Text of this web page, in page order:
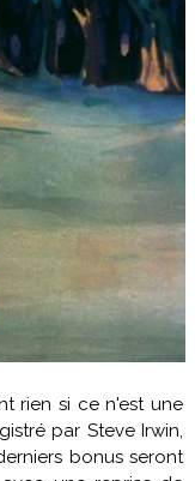
rien si ce n'est une
par Steve Irwin,
bonus seront